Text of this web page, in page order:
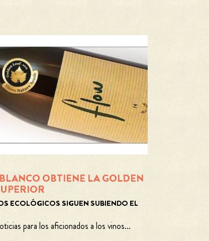
OBTIENE LA GOLDEN
ECOLÓGICOS SIGUEN SUBIENDO EL
para los aficionados a los vinos...